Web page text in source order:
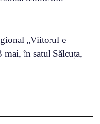
„Viitorul e
în satul Sălcuța,